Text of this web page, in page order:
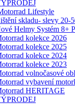
Lifestyle
skladu- slevy 20-
Helmy Systém 8+
kolekce 2026
kolekce 2025
kolekce 2024
kolekce 2023
volnočasové
vybavení
HERITAGE